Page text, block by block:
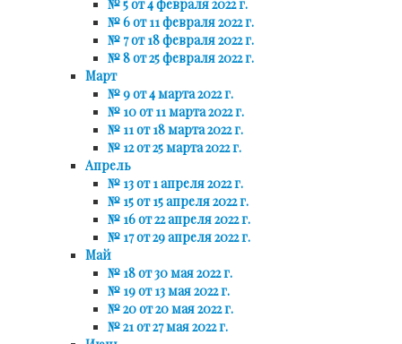
№ 5 от 4 февраля 2022 г.
№ 6 от 11 февраля 2022 г.
№ 7 от 18 февраля 2022 г.
№ 8 от 25 февраля 2022 г.
Март
№ 9 от 4 марта 2022 г.
№ 10 от 11 марта 2022 г.
№ 11 от 18 марта 2022 г.
№ 12 от 25 марта 2022 г.
Апрель
№ 13 от 1 апреля 2022 г.
№ 15 от 15 апреля 2022 г.
№ 16 от 22 апреля 2022 г.
№ 17 от 29 апреля 2022 г.
Май
№ 18 от 30 мая 2022 г.
№ 19 от 13 мая 2022 г.
№ 20 от 20 мая 2022 г.
№ 21 от 27 мая 2022 г.